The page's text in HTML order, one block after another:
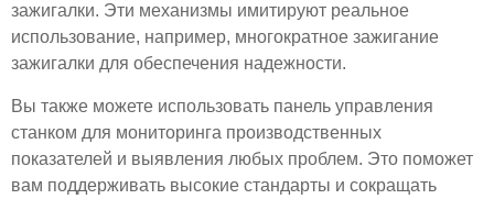
зажигалки. Эти механизмы имитируют реальное
использование, например, многократное зажигание
зажигалки для обеспечения надежности.
Вы также можете использовать панель управления
станком для мониторинга производственных
показателей и выявления любых проблем. Это поможет
вам поддерживать высокие стандарты и сокращать